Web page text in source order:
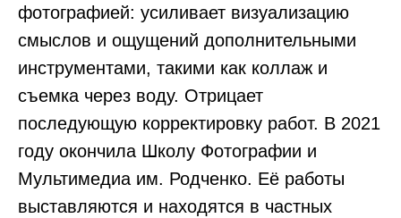
фотографией: усиливает визуализацию
смыслов и ощущений дополнительными
инструментами, такими как коллаж и
съемка через воду. Отрицает
последующую корректировку работ. В 2021
году окончила Школу Фотографии и
Мультимедиа им. Родченко. Её работы
выставляются и находятся в частных